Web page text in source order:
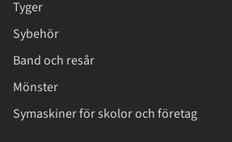
Tyger
Sybehör
Band och resår
Mönster
Symaskiner för skolor och företag